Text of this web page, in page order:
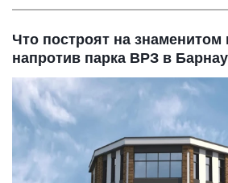
Что построят на знаменитом
напротив парка ВРЗ в